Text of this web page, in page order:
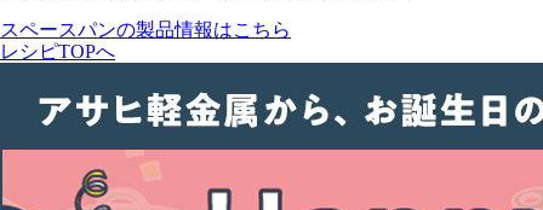
スペースパンの製品情報はこちら
レシピTOPへ